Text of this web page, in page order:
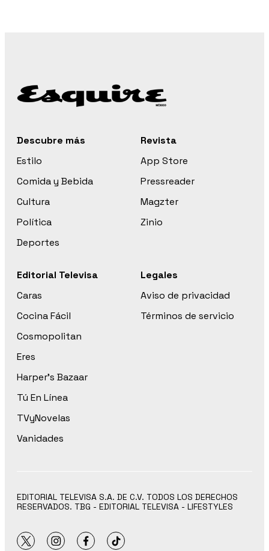
Descubre más
Estilo
Comida y Bebida
Cultura
Política
Deportes
Revista
App Store
Pressreader
Magzter
Zinio
Editorial Televisa
Caras
Cocina Fácil
Cosmopolitan
Eres
Harper’s Bazaar
Tú En Línea
TVyNovelas
Vanidades
Legales
Aviso de privacidad
Términos de servicio
EDITORIAL TELEVISA S.A. DE C.V. TODOS LOS DERECHOS
RESERVADOS. TBG - EDITORIAL TELEVISA - LIFESTYLES
twitterinstagram
facebooktiktok